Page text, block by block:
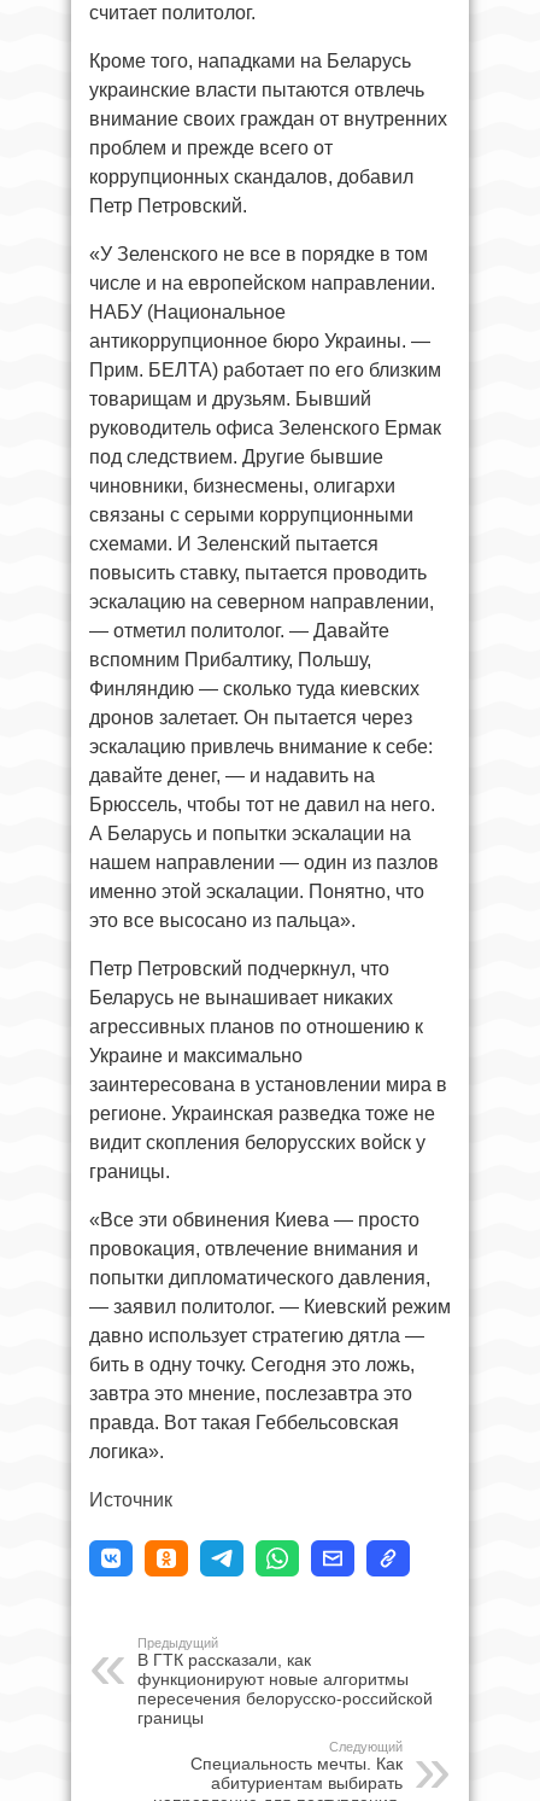
считает политолог.
Кроме того, нападками на Беларусь
украинские власти пытаются отвлечь
внимание своих граждан от внутренних
проблем и прежде всего от
коррупционных скандалов, добавил
Петр Петровский.
«У Зеленского не все в порядке в том
числе и на европейском направлении.
НАБУ (Национальное
антикоррупционное бюро Украины. —
Прим. БЕЛТА) работает по его близким
товарищам и друзьям. Бывший
руководитель офиса Зеленского Ермак
под следствием. Другие бывшие
чиновники, бизнесмены, олигархи
связаны с серыми коррупционными
схемами. И Зеленский пытается
повысить ставку, пытается проводить
эскалацию на северном направлении,
— отметил политолог. — Давайте
вспомним Прибалтику, Польшу,
Финляндию — сколько туда киевских
дронов залетает. Он пытается через
эскалацию привлечь внимание к себе:
давайте денег, — и надавить на
Брюссель, чтобы тот не давил на него.
А Беларусь и попытки эскалации на
нашем направлении — один из пазлов
именно этой эскалации. Понятно, что
это все высосано из пальца».
Петр Петровский подчеркнул, что
Беларусь не вынашивает никаких
агрессивных планов по отношению к
Украине и максимально
заинтересована в установлении мира в
регионе. Украинская разведка тоже не
видит скопления белорусских войск у
границы.
«Все эти обвинения Киева — просто
провокация, отвлечение внимания и
попытки дипломатического давления,
— заявил политолог. — Киевский режим
давно использует стратегию дятла —
бить в одну точку. Сегодня это ложь,
завтра это мнение, послезавтра это
правда. Вот такая Геббельсовская
логика».
Источник
Предыдущий
В ГТК рассказали, как
функционируют новые алгоритмы
пересечения белорусско-российской
границы
Следующий
Специальность мечты. Как
абитуриентам выбирать